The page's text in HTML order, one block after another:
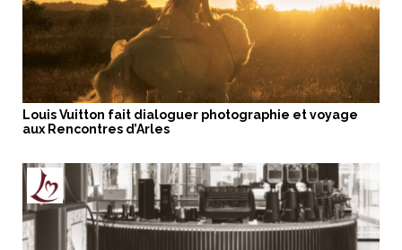
Louis Vuitton fait dialoguer photographie et voyage
aux Rencontres d’Arles